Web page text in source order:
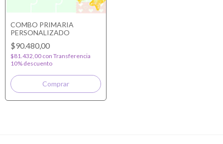
COMBO PRIMARIA
PERSONALIZADO
$90.480,00
$81.432,00 con Transferencia
10% descuento